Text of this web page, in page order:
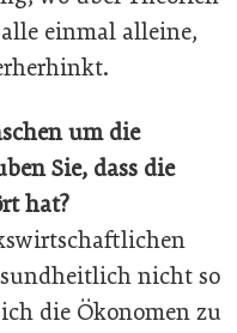
einmal alleine,
um die
Sie, dass die
hat?
nicht so
die Ökonomen zu